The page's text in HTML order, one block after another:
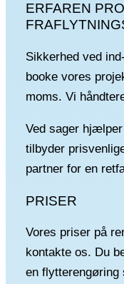
ERFAREN
Sikkerhed ved
booke vores
moms. Vi
Ved sager
tilbyder
partner for en
PRISER
Vores priser på
kontakte os. Du
en flytterengøring